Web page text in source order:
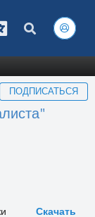
ПОДПИСАТЬСЯ
Скачать